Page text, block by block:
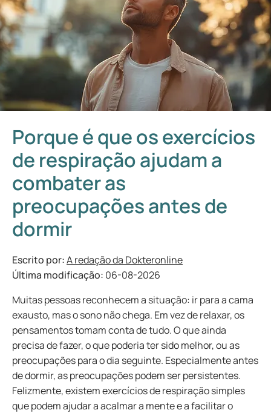
Porque é que os exercícios
de respiração ajudam a
combater as
preocupações antes de
dormir
Escrito por:A redação da Dokteronline
Última modificação: 06-08-2026
Muitas pessoas reconhecem a situação: ir para a cama
exausto, mas o sono não chega. Em vez de relaxar, os
pensamentos tomam conta de tudo. O que ainda
precisa de fazer, o que poderia ter sido melhor, ou as
preocupações para o dia seguinte. Especialmente antes
de dormir, as preocupações podem ser persistentes.
Felizmente, existem exercícios de respiração simples
que podem ajudar a acalmar a mente e a facilitar o